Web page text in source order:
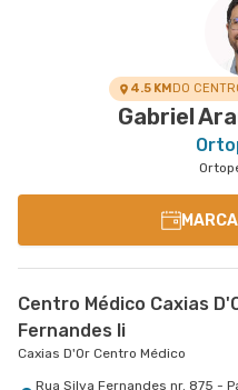
4.5 KMDO
Gabriel
Centro Médico Caxias
Fernandes Ii
Caxias D'Or Centro Médico
Rua Silva Fernandes nr. 875 -